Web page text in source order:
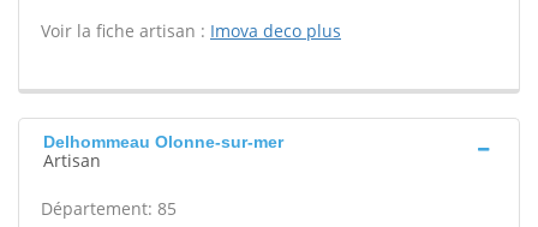
Voir la fiche artisan : Imova deco plus
Delhommeau Olonne-sur-mer
Artisan
Département: 85